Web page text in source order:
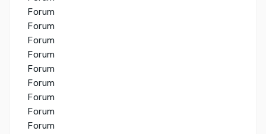
Forum
Forum
Forum
Forum
Forum
Forum
Forum
Forum
Forum